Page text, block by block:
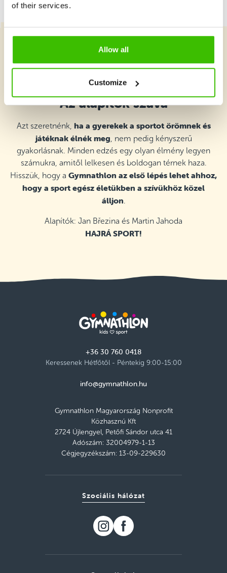
of their services.
Allow all
Customize
kerület
Budapest I. kerület
Részletek
Óbudai Szent Péter és Pál Szalézi
Általános Iskola, Budapest III. kerület
Szerda 16:30–17:15
szabad helyek
Részletek
Újpesti Bene Ferenc Iskola, Budapest IV.
kerület
BGSZC Budai Technikum, Budapest XII.
A Fitness Újbuda, Budapest XI. kerület
A Fitness Újbuda, Budapest XI. kerület
szabad helyek
Részletek
József Attila Katolikus Nyelvoktató
szabad helyek
Részletek
Lajtha László Baptista Általános Iskola
Csepel, Budapest XXI. kerület
Kedd 16:30–17:15
kerület, Budapest III. kerület
Válassz tanfolyamot
Az alapítók szava
Azt szeretnénk, ha a gyerekek a sportot örömnek és
játéknak élnék meg , nem pedig kényszerű
gyakorlásnak. Minden edzés egy olyan élmény legyen
számukra, amitől lelkesen és boldogan térnek haza.
Hisszük, hogy a Gymnathlon az első lépés lehet ahhoz,
hogy a sport egész életükben a szívükhöz közel
álljon.
Alapítók: Jan Březina és Martin Jahoda
HAJRÁ SPORT!
+36 30 760 0418
Keressenek Hétfőtől - Péntekig 9:00-15:00
info@gymnathlon.hu
Gymnathlon Magyarország Nonprofit
Közhasznú Kft
2724 Újlengyel, Petőfi Sándor utca 41
Adószám: 32004979-1-13
Cégjegyzékszám: 13-09-229630
Szociális hálózat